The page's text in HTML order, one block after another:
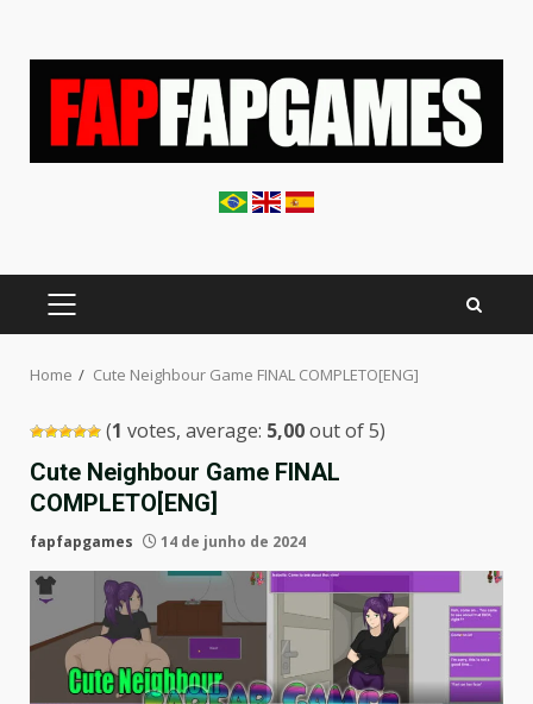
PRIMARY
MENU
Home Cute Neighbour Game FINAL COMPLETO[ENG]
(1 votes, average: 5,00out of 5)
Cute Neighbour Game FINAL
COMPLETO[ENG]
fapfapgames 14 de junho de 2024